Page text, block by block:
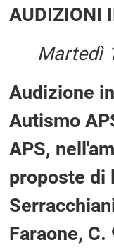
AUDIZIONI
Martedì
Audizione
Autismo
APS,
proposte di
Faraone,